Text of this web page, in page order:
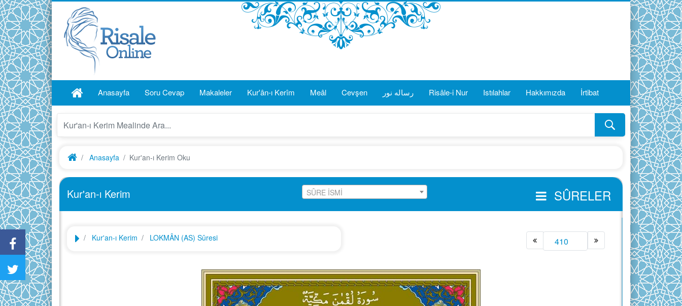
Anasayfa Soru Cevap Makaleler Kur'ân-ı Kerîm Meâl Cevşen رساله نور Risâle-i Nur Istılahlar Hakkımızda İrtibat
Anasayfa Kur'an-ı Kerim Oku
FÂTİHA
BAKARA
ÂL-
İ
İMRÂN
NİSÂ
Kur'an-ı Kerim SÛRE İSMİ SÛRELER
Kur'an-ı Kerim LOKMÂN (AS) Sûresi Previous Next